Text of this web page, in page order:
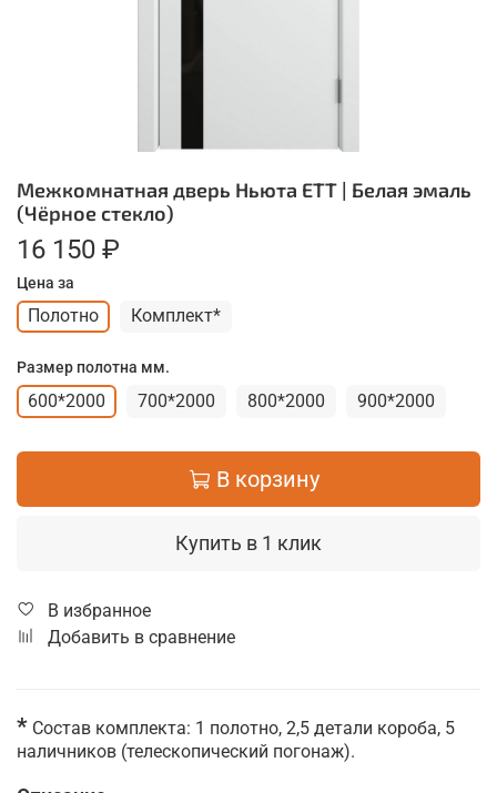
Межкомнатная дверь Ньюта ЕТТ | Белая эмаль
(Чёрное стекло)
16 150 ₽
Цена за
Полотно Комплект*
Размер полотна мм.
600*2000 700*2000 800*2000 900*2000
В корзину
Купить в 1 клик
В избранное
Добавить в сравнение
* Состав комплекта: 1 полотно, 2,5 детали короба, 5
наличников (телескопический погонаж).